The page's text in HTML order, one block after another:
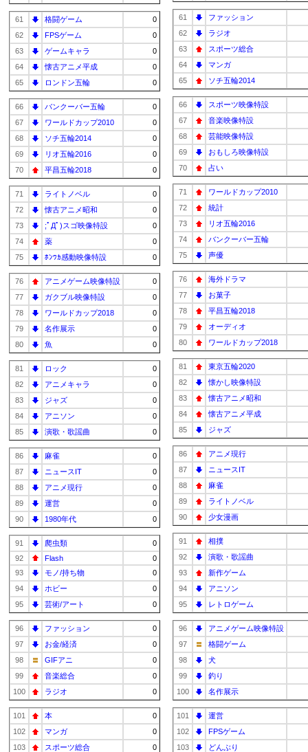
61 格闘ゲーム
0
62
FPSゲーム
0
63
ゲームキャラ
0
64
懐古アニメ平成
0
65
ロンドン五輪 0
66 バンクーバー五輪
0
67
ワールドカップ2010
0
68
ソチ五輪2014
0
69
リオ五輪2016
0
70
平昌五輪2018 0
71 ライトノベル
0
72
懐古アニメ昭和
0
73
;ﾟДﾟ)スゴ映像特設
0
74
薬
0
75
ﾎﾝﾜｶ感動映像特設 0
76 アニメゲーム映像特設
0
77
ガクブル映像特設
0
78
ワールドカップ2018
0
79
名作展示
0
80
魚 0
81 ロック
0
82
アニメキャラ
0
83
ジャズ
0
84
アニソン
0
85
演歌・歌謡曲 0
86 麻雀
0
87
ニュースIT
0
88
アニメ現行
0
89
運営
0
90
1980年代 0
91 爬虫類
0
92
Flash
0
93
モノ/持ち物
0
94
ホビー
0
95
芸術/アート 0
96 ファッション
0
97
お金/経済
0
98
GIFアニ
0
99
音楽総合
0
100
ラジオ 0
101 本
0
102
マンガ
0
103
スポーツ総合 0
61
ファッション
62
ラジオ
63
スポーツ総合
64
マンガ
65
ソチ五輪2014
66
スポーツ映像特設
67
音楽映像特設
68
芸能映像特設
69
おもしろ映像特設
70
占い
71
ワールドカップ2010
72
統計
73
リオ五輪2016
74
バンクーバー五輪
75
声優
76
海外ドラマ
77
お菓子
78
平昌五輪2018
79
オーディオ
80
ワールドカップ2018
81
東京五輪2020
82
懐かし映像特設
83
懐古アニメ昭和
84
懐古アニメ平成
85
ジャズ
86
アニメ現行
87
ニュースIT
88
麻雀
89
ライトノベル
90
少女漫画
91
相撲
92
演歌・歌謡曲
93
新作ゲーム
94
アニソン
95
レトロゲーム
96
アニメゲーム映像特設
97
格闘ゲーム
98
犬
99
釣り
100
名作展示
101
運営
102
FPSゲーム
103
どんぶり